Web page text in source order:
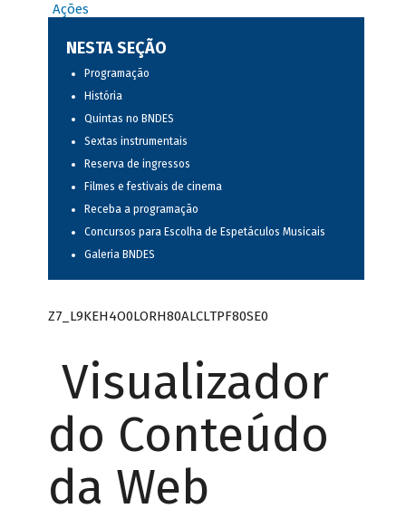
Ações
NESTA SEÇÃO
Programação
História
Quintas no BNDES
Sextas instrumentais
Reserva de ingressos
Filmes e festivais de cinema
Receba a programação
Concursos para Escolha de Espetáculos Musicais
Galeria BNDES
Z7_L9KEH4O0LORH80ALCLTPF80SE0
Visualizador
do Conteúdo
da Web